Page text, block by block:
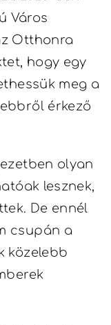
Város
Otthonra
hogy egy
meg a
érkező
olyan
lesznek,
De ennél
csupán a
közelebb